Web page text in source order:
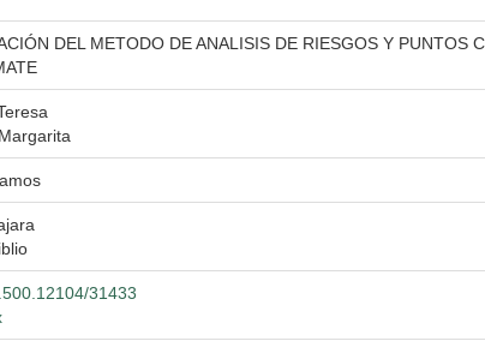
DEL METODO DE ANALISIS DE RIESGOS Y PUNTOS
31433